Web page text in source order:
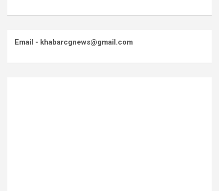
Email - khabarcgnews@gmail.com